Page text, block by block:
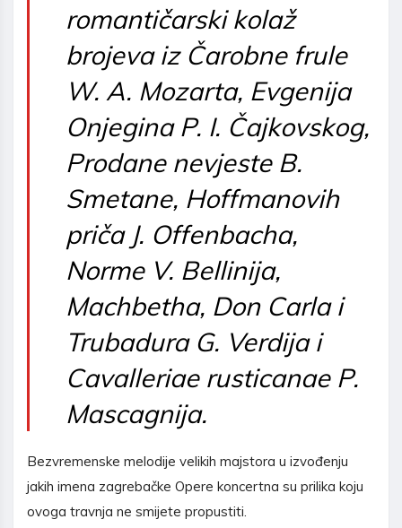
romantičarski kolaž
brojeva iz Čarobne frule
W. A. Mozarta, Evgenija
Onjegina P. I. Čajkovskog,
Prodane nevjeste B.
Smetane, Hoffmanovih
priča J. Offenbacha,
Norme V. Bellinija,
Machbetha, Don Carla i
Trubadura G. Verdija i
Cavalleriae rusticanae P.
Mascagnija.
Bezvremenske melodije velikih majstora u izvođenju
jakih imena zagrebačke Opere koncertna su prilika koju
ovoga travnja ne smijete propustiti.